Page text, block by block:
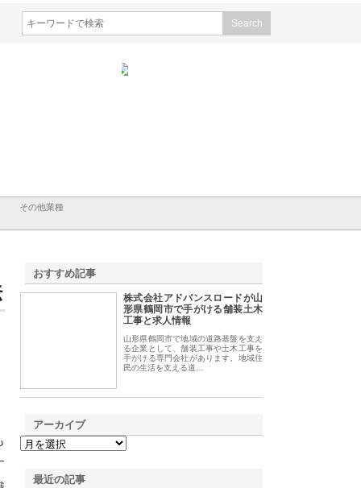
その他業種
おすすめ記事
株式会社アドバンスロードが山
形県鶴岡市で手がける舗装土木
工事と求人情報
山形県鶴岡市で地域の道路基盤を支え
る企業として、舗装工事や土木工事を
手がける専門会社があります。地域住
民の生活を支える道…
アーカイブ
最近の記事